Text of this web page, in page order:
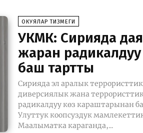
ОКУЯЛАР ТИЗМЕГИ
УКМК: Сирияда
жаран радикалдуу
баш тартты
Сирияда эл аралык
диверсиялык жана
радикалдуу көз караштарынан
Улуттук коопсуздук
Маалыматка караганда,...